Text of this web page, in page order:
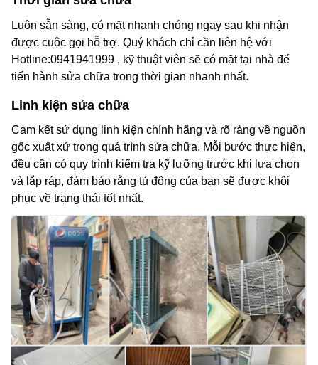
Luôn sẵn sàng, có mặt nhanh chóng ngay sau khi nhận
được cuộc gọi hỗ trợ. Quý khách chỉ cần liên hệ với
Hotline:0941941999 , kỹ thuật viên sẽ có mặt tại nhà để
tiến hành sửa chữa trong thời gian nhanh nhất.
Linh kiện sửa chữa
Cam kết sử dụng linh kiện chính hãng và rõ ràng về nguồn
gốc xuất xứ trong quá trình sửa chữa. Mỗi bước thực hiện,
đều cần có quy trình kiểm tra kỹ lưỡng trước khi lựa chọn
và lắp ráp, đảm bảo rằng tủ đông của bạn sẽ được khôi
phục về trạng thái tốt nhất.